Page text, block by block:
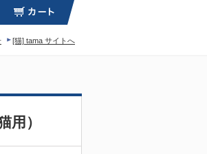
[猫] tama サイトへ
）